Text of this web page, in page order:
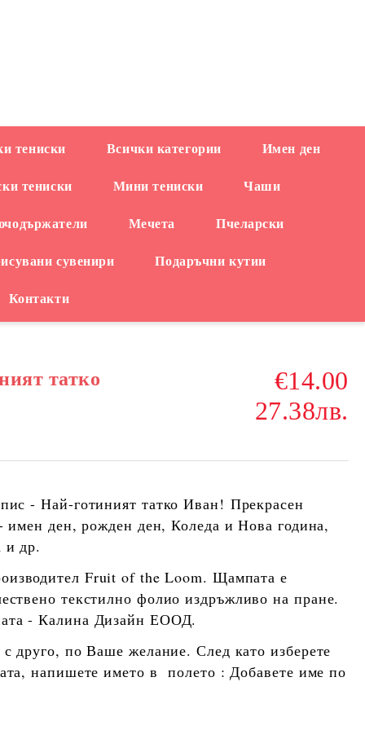
тениски Всички категории Имен ден
тениски Мини тениски Чаши
Мечета Пчеларски
сувенири Подаръчни кутии
Контакти
татко
€14.00
27.38лв.
-Най-готиният татко Иван! Прекрасен
имен ден, рожден ден, Коледа и Нова година,
Бащата и др.
Fruit of the Loom. Щампата е
текстилно фолио издръжливо на пране.
-Калина Дизайн ЕООД.
друго, по Ваше желание. След като изберете
напишете името в полето : Добавете име по